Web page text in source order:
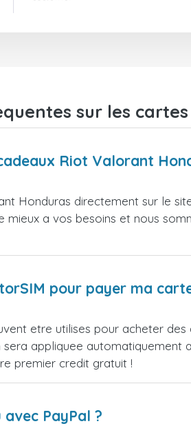
sur les
Riot Valorant
Honduras directement sur le
mieux a vos besoins et nous
pour payer ma
etre utilises pour acheter
appliquee
premier credit gratuit !
PayPal ?